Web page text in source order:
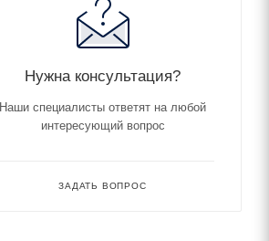
Нужна консультация?
Наши специалисты ответят на любой
интересующий вопрос
ЗАДАТЬ ВОПРОС